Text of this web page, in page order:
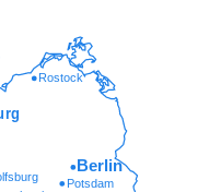
Potsdam
Rostock
Berlin